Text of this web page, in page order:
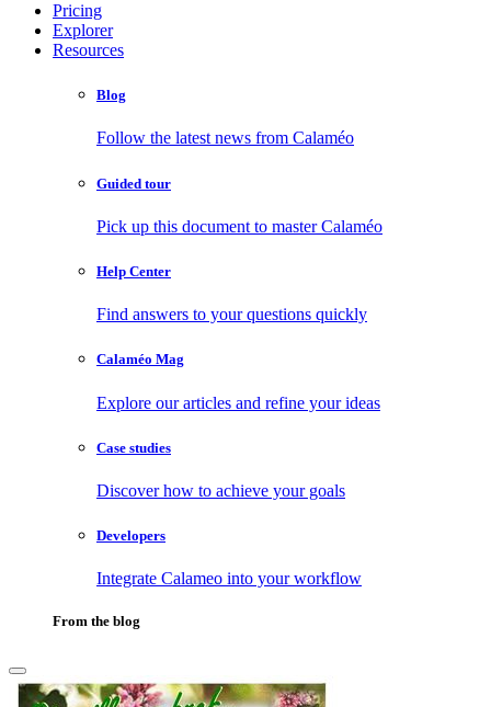
Pricing
Explorer
Resources
Blog
Follow the latest news from Calaméo
Guided tour
Pick up this document to master Calaméo
Help Center
Find answers to your questions quickly
Calaméo Mag
Explore our articles and refine your ideas
Case studies
Discover how to achieve your goals
Developers
Integrate Calameo into your workflow
From the blog